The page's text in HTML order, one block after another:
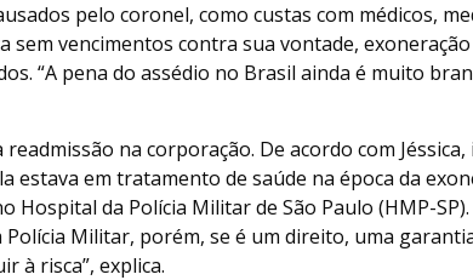
pelo coronel, como custas com médicos,
sem vencimentos contra sua vontade,
“A pena do assédio no Brasil ainda é muito
na corporação. De acordo com
estava em tratamento de saúde na época da
Hospital da Polícia Militar de São Paulo (HMP-SP).
Militar, porém, se é um direito, uma
à risca”, explica.